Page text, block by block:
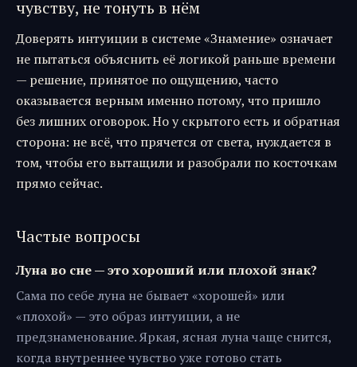
чувству, не тонуть в нём
Доверять интуиции в системе «Знамение» означает
не пытаться объяснить её логикой раньше времени
— решение, принятое по ощущению, часто
оказывается верным именно потому, что пришло
без лишних оговорок. Но у скрытого есть и обратная
сторона: не всё, что прячется от света, нуждается в
том, чтобы его вытащили и разобрали по косточкам
прямо сейчас.
Частые вопросы
Луна во сне — это хороший или плохой знак?
Сама по себе луна не бывает «хорошей» или
«плохой» — это образ интуиции, а не
предзнаменование. Яркая, ясная луна чаще снится,
когда внутреннее чувство уже готово стать